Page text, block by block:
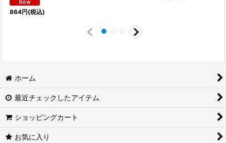
864円(税込)
ホーム
最近チェックしたアイテム
ショッピングカート
お気に入り